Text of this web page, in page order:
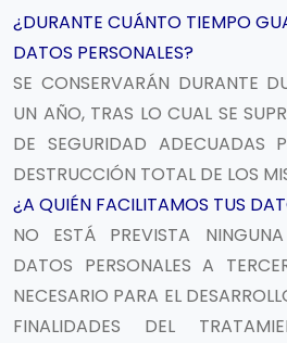
¿DURANTE CUÁNTO TIEMPO
DATOS PERSONALES?
SE CONSERVARÁN DURANTE
UN AÑO, TRAS LO CUAL SE
DE SEGURIDAD ADECUADAS
DESTRUCCIÓN TOTAL DE LOS
¿A QUIÉN FACILITAMOS TUS
NO ESTÁ PREVISTA
DATOS PERSONALES A
NECESARIO PARA EL
FINALIDADES DEL